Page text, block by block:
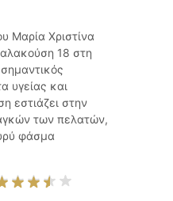
Μαρία Χριστίνα
18 στη
υγείας και
εστιάζει στην
των πελατών,
φάσμα